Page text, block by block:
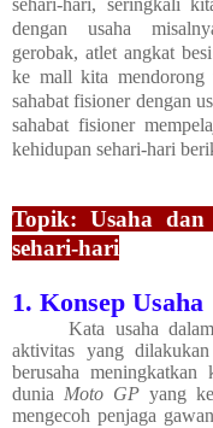
sehari-hari, seringkali
dengan usaha
gerobak, atlet angkat
ke mall kita
sahabat fisioner dengan
sahabat fisioner
kehidupan sehari-hari
Topik: Usaha dan
sehari-hari
1. Konsep Usaha
Kata usaha
aktivitas yang
berusaha
dunia Moto GP yang
mengecoh penjaga